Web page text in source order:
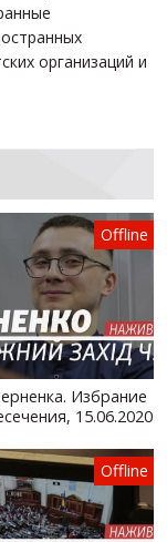
организаций и
Offline
Избрание
15.06.2020
Offline